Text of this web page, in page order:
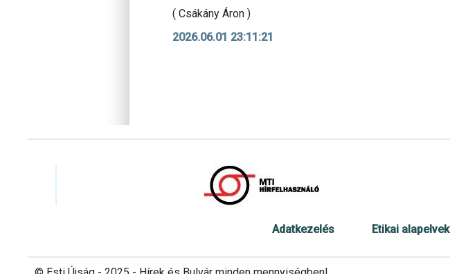
( Csákány Áron )
2026.06.01 23:11:21
Adatkezelés Etikai alapelvek